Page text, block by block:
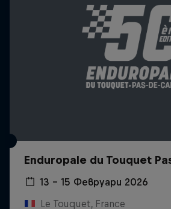
Enduropale du Touquet
13 – 15 Февруари 2026
Le Touquet, France